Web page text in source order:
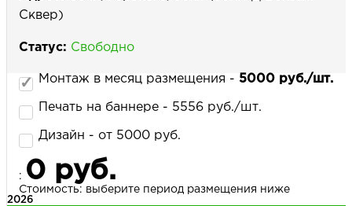
НАПИСАТЬ НАМ
Сквер)
Статус: Свободно
Монтаж в месяц размещения - 5000 руб./шт.
Печать на баннере - 5556 руб./шт.
Дизайн - от 5000 руб.
: 0 руб.
Стоимость: выберите период размещения ниже
2026